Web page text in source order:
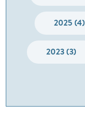
2025 (4)
2023 (3)